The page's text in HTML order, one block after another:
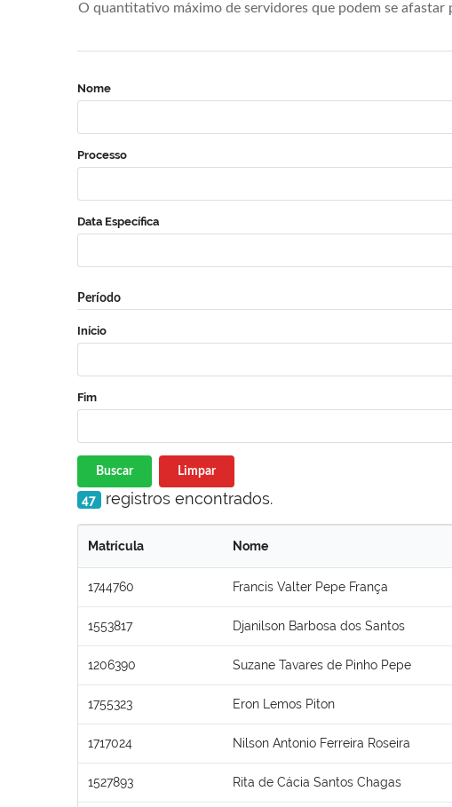
O quantitativo máximo de servidores que podem se
Nome
Processo
Data Específica
Período
Início
Fim
Buscar Limpar
47 registros encontrados.
Matrícula Nome
1744760 Francis Valter Pepe França
1553817 Djanilson Barbosa dos Santos
1206390 Suzane Tavares de Pinho Pepe
1755323 Eron Lemos Piton
1717024 Nilson Antonio Ferreira Roseira
1527893 Rita de Cácia Santos Chagas